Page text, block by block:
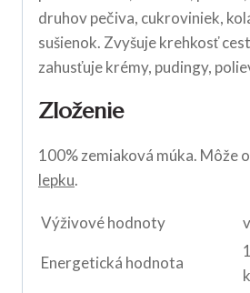
druhov pečiva, cukroviniek,
sušienok. Zvyšuje krehkosť
zahusťuje krémy, pudingy,
Zloženie
100% zemiaková múka. Môže
lepku.
Výživové hodnoty
Energetická hodnota